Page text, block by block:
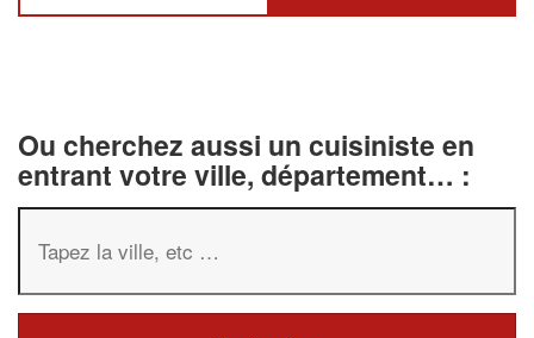
Ou cherchez aussi un cuisiniste en
entrant votre ville, département… :